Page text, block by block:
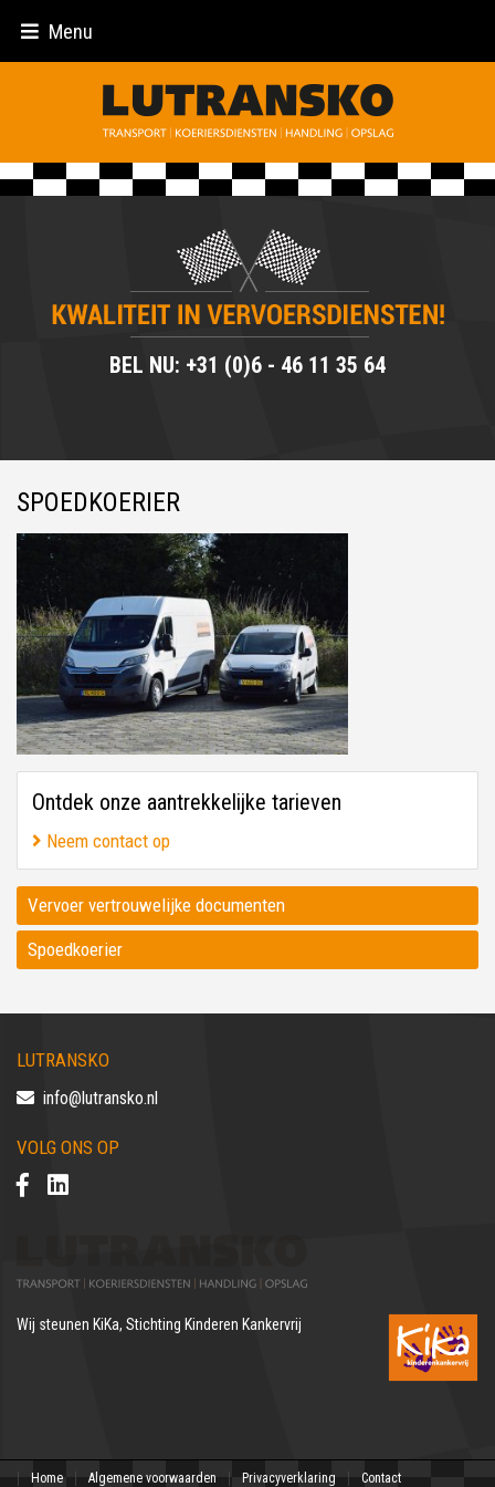
Menu
BEL NU: +31 (0)6 - 46 11 35 64
SPOEDKOERIER
Ontdek onze aantrekkelijke tarieven
Neem contact op
Vervoer vertrouwelijke documenten
Spoedkoerier
LUTRANSKO
info@lutransko.nl
VOLG ONS OP
Wij steunen KiKa, Stichting Kinderen Kankervrij
Home Algemene voorwaarden Privacyverklaring Contact